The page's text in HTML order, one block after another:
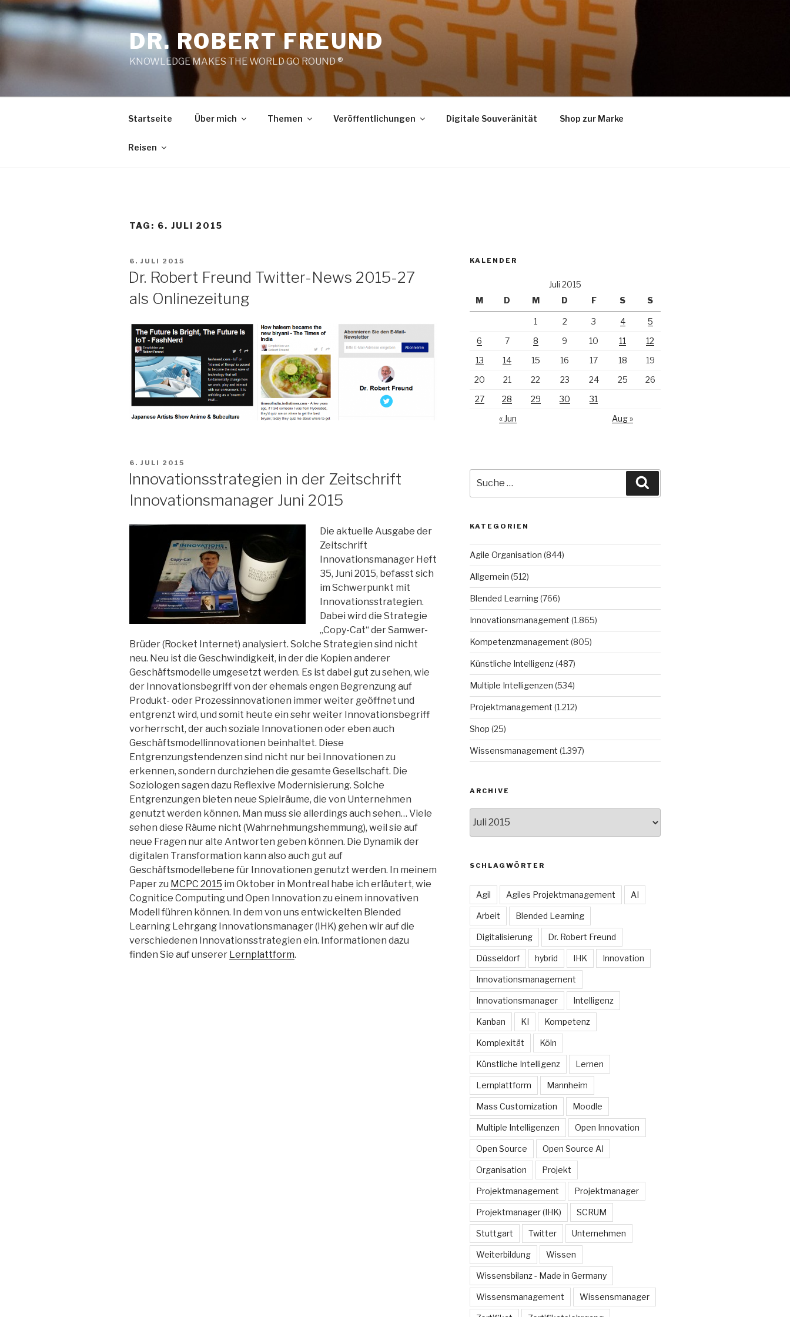
Zum
Inhalt
springen
DR. ROBERT FREUND
KNOWLEDGE MAKES THE WORLD GO ROUND ®
Startseite Über mich Themen Veröffentlichungen Digitale Souveränität Shop zur Marke
Reisen
TAG: 6. JULI 2015
VERÖFFENTLICHT
6. JULI 2015
Dr. Robert Freund Twitter-News 2015-27
als Onlinezeitung
VERÖFFENTLICHT
6. JULI 2015
Innovationsstrategien in der Zeitschrift
Innovationsmanager Juni 2015
Die aktuelle Ausgabe der
Zeitschrift
Innovationsmanager Heft
35, Juni 2015, befasst sich
im Schwerpunkt mit
Innovationsstrategien.
Dabei wird die Strategie
„Copy-Cat“ der Samwer-
Brüder (Rocket Internet) analysiert. Solche Strategien sind nicht
neu. Neu ist die Geschwindigkeit, in der die Kopien anderer
Geschäftsmodelle umgesetzt werden. Es ist dabei gut zu sehen, wie
der Innovationsbegriff von der ehemals engen Begrenzung auf
Produkt- oder Prozessinnovationen immer weiter geöffnet und
entgrenzt wird, und somit heute ein sehr weiter Innovationsbegriff
vorherrscht, der auch soziale Innovationen oder eben auch
Geschäftsmodellinnovationen beinhaltet. Diese
Entgrenzungstendenzen sind nicht nur bei Innovationen zu
erkennen, sondern durchziehen die gesamte Gesellschaft. Die
Soziologen sagen dazu Reflexive Modernisierung. Solche
Entgrenzungen bieten neue Spielräume, die von Unternehmen
genutzt werden können. Man muss sie allerdings auch sehen… Viele
sehen diese Räume nicht (Wahrnehmungshemmung), weil sie auf
neue Fragen nur alte Antworten geben können. Die Dynamik der
digitalen Transformation kann also auch gut auf
Geschäftsmodellebene für Innovationen genutzt werden. In meinem
Paper zu MCPC 2015 im Oktober in Montreal habe ich erläutert, wie
Cognitice Computing und Open Innovation zu einem innovativen
Modell führen können. In dem von uns entwickelten Blended
Learning Lehrgang Innovationsmanager (IHK) gehen wir auf die
verschiedenen Innovationsstrategien ein. Informationen dazu
finden Sie auf unserer Lernplattform.
KALENDER
Juli 2015
M
D M D F S S
1 2 3 4
5
6
7 8 9 10 11
12
13
14 15 16 17 18
19
20
21 22 23 24 25
26
27
28 29 30
31
« Jun
Aug »
nach:
KATEGORIEN
Agile Organisation (844)
Allgemein (512)
Blended Learning(766)
Innovationsmanagement (1.865)
Kompetenzmanagement (805)
Künstliche Intelligenz(487)
Multiple Intelligenzen (534)
Projektmanagement (1.212)
Shop (25)
Wissensmanagement (1.397)
ARCHIVE
SCHLAGWÖRTER
Agil Agiles Projektmanagement AI
Arbeit Blended Learning
Digitalisierung Dr. Robert Freund
Düsseldorf hybrid IHK Innovation
Innovationsmanagement
Innovationsmanager Intelligenz
Kanban KI Kompetenz
Komplexität Köln
Künstliche Intelligenz Lernen
Lernplattform Mannheim
Mass Customization Moodle
Multiple Intelligenzen Open Innovation
Open Source Open Source AI
Organisation Projekt
Projektmanagement Projektmanager
Projektmanager (IHK) SCRUM
Stuttgart Twitter Unternehmen
Weiterbildung Wissen
Wissensbilanz - Made in Germany
Wissensmanagement Wissensmanager